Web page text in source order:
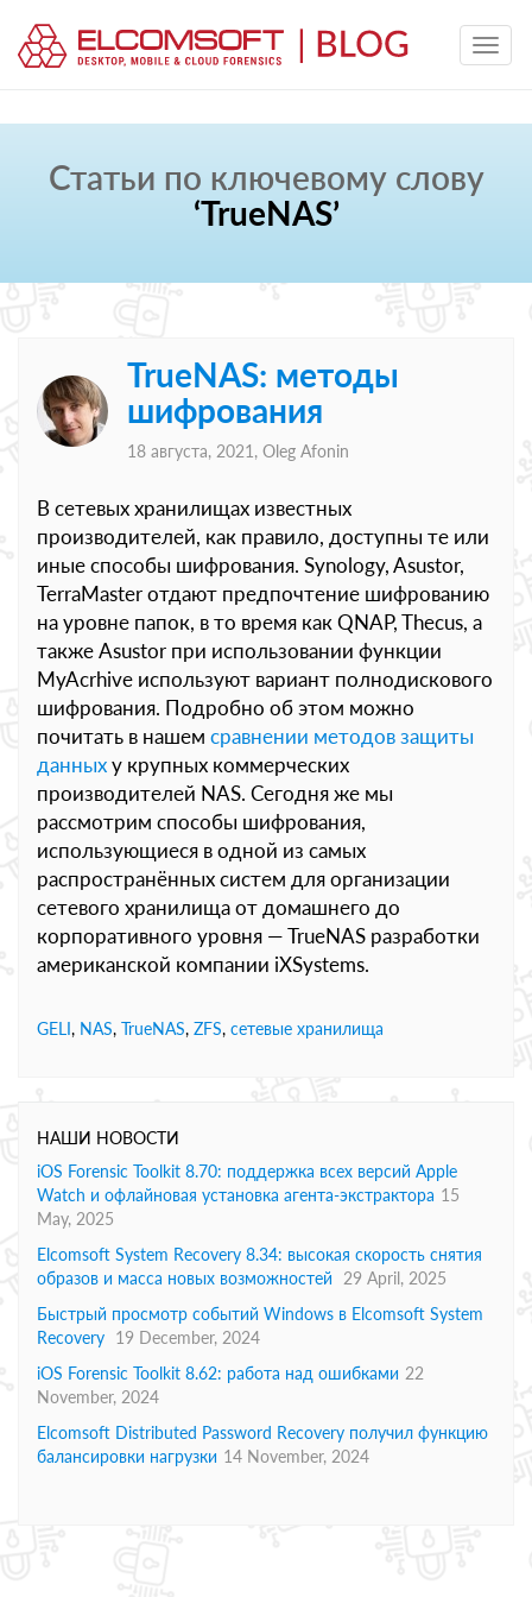
Статьи по ключевому слову
‘TrueNAS’
TrueNAS: методы
шифрования
18 августа, 2021, Oleg Afonin
В сетевых хранилищах известных
производителей, как правило, доступны те или
иные способы шифрования. Synology, Asustor,
TerraMaster отдают предпочтение шифрованию
на уровне папок, в то время как QNAP, Thecus, а
также Asustor при использовании функции
MyAcrhive используют вариант полнодискового
шифрования. Подробно об этом можно
почитать в нашем сравнении методов защиты
данныху крупных коммерческих
производителей NAS. Сегодня же мы
рассмотрим способы шифрования,
использующиеся в одной из самых
распространённых систем для организации
сетевого хранилища от домашнего до
корпоративного уровня — TrueNAS разработки
американской компании iXSystems.
GELI, NAS, TrueNAS, ZFS, сетевые хранилища
НАШИ НОВОСТИ
iOS Forensic Toolkit 8.70: поддержка всех версий Apple
Watch и офлайновая установка агента-экстрактора 15
May, 2025
Elcomsoft System Recovery 8.34: высокая скорость снятия
образов и масса новых возможностей
29 April, 2025
Быстрый просмотр событий Windows в Elcomsoft System
Recovery 19 December, 2024
iOS Forensic Toolkit 8.62: работа над ошибками 22
November, 2024
Elcomsoft Distributed Password Recovery получил функцию
балансировки нагрузки 14 November, 2024